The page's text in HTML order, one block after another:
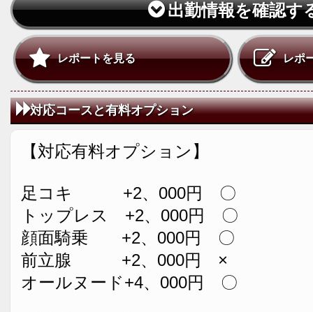
出勤情報を確認す
レポートを見る レポ
対応コースと有料オプション
【対応有料オプション】
足コキ +2、000円 〇
トップレス +2、000円 〇
顔面騎乗 +2、000円 〇
前立腺 +2、000円 ×
オールヌード+4、000円 〇